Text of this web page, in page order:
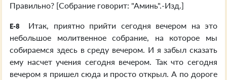
Правильно? [Собрание говорит: "Аминь".-Изд.]
E-8
Итак, приятно прийти сегодня вечером на это
небольшое молитвенное собрание, на которое мы
собираемся здесь в среду вечером. И я забыл сказать
ему насчет учения сегодня вечером. Так что сегодня
вечером я пришел сюда и просто открыл. А по дороге